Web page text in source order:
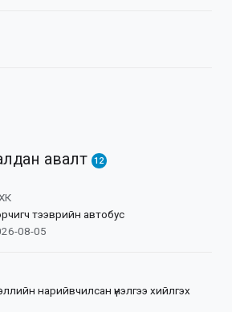
авалт 12
тээврийн автобус
08-05
нарийвчилсан үнэлгээ хийлгэх